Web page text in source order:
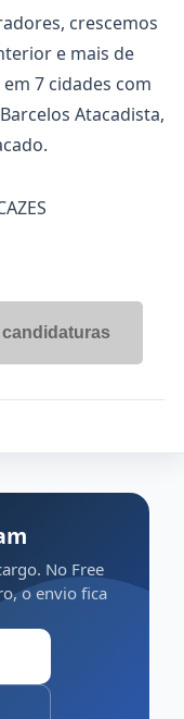
crescemos
e mais de
7 cidades com
Atacadista,
candidaturas
No Free
o envio fica